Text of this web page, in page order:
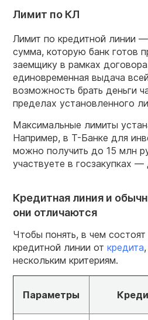
Лимит по КЛ
Лимит по кредитной линии
сумма, которую банк готов
заемщику в рамках
единовременная выдача
возможность брать деньги
пределах установленного
Максимальные лимиты
Например, в Т-Банке для
можно получить до 15 млн
участвуете в госзакупках
Кредитная линия и
они отличаются
Чтобы понять, в чем состоят
кредитной линии от кредита
нескольким критериям.
Параметры